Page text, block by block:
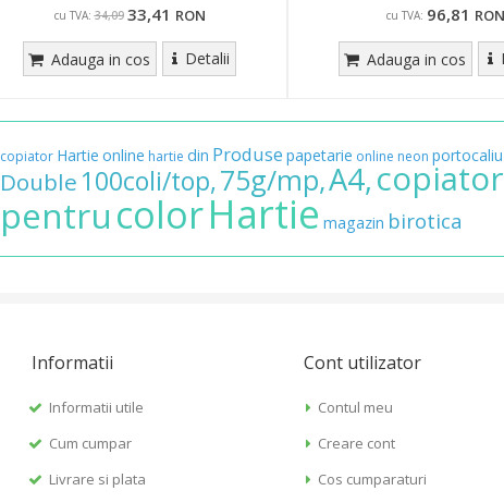
cu TVA: 34,09 33,41 RON
Adauga in cos Detalii
cu TVA: 96,81 RON
Adauga in cos
copiator Hartie online hartie din Produse papetarie online neon portocaliu
Double 100coli/top,75g/mp,A4,copiator
pentrucolorHartie magazin birotica
Informatii
Informatii utile
Cum cumpar
Livrare si plata
Cont utilizator
Contul meu
Creare cont
Cos cumparaturi